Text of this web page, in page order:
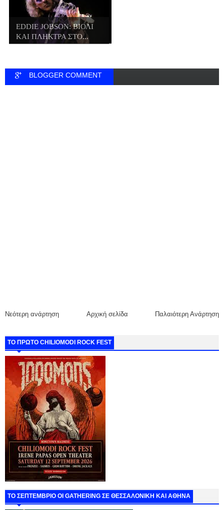
EDDIE JOBSON: ΒΙΟΛΙ
ΚΑΙ ΠΛΗΚΤΡΑ ΣΤΟ...
BLOGGER COMMENT
Νεότερη ανάρτηση Παλαιότερη Ανάρτηση
Αρχική σελίδα
ΤΟ ΠΡΩΤΟ CHILIOMODI ROCK FEST
ΤΟ ΣΕΠΤΕΜΒΡΙΟ ΟΙ GATHERING ΣΕ ΘΕΣΣΑΛΟΝΙΚΗ ΚΑΙ ΑΘΗΝΑ